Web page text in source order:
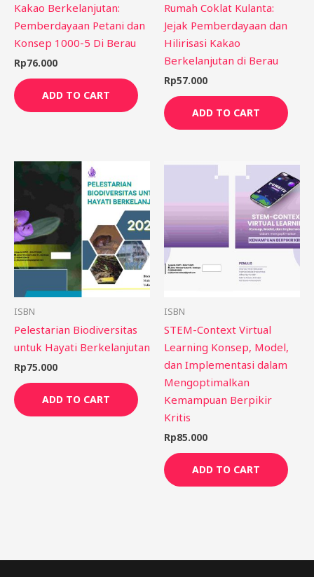
Kakao Berkelanjutan:
Pemberdayaan Petani dan
Konsep 1000-5 Di Berau
Rp76.000
ADD TO CART
Rumah Coklat Kulanta:
Jejak Pemberdayaan dan
Hilirisasi Kakao
Berkelanjutan di Berau
Rp57.000
ADD TO CART
ISBN
Pelestarian Biodiversitas
untuk Hayati Berkelanjutan
Rp75.000
ADD TO CART
ISBN
STEM-Context Virtual
Learning Konsep, Model,
dan Implementasi dalam
Mengoptimalkan
Kemampuan Berpikir
Kritis
Rp85.000
ADD TO CART